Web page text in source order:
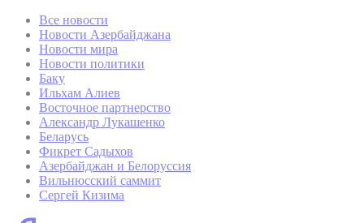
Все новости
Новости Азербайджана
Новости мира
Новости политики
Баку
Ильхам Алиев
Восточное партнерство
Александр Лукашенко
Беларусь
Фикрет Садыхов
Азербайджан и Белоруссия
Вильнюсский саммит
Сергей Кизима